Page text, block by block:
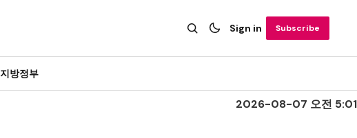
Sign in Subscribe
지방정부
2026-08-07 오전 5:01